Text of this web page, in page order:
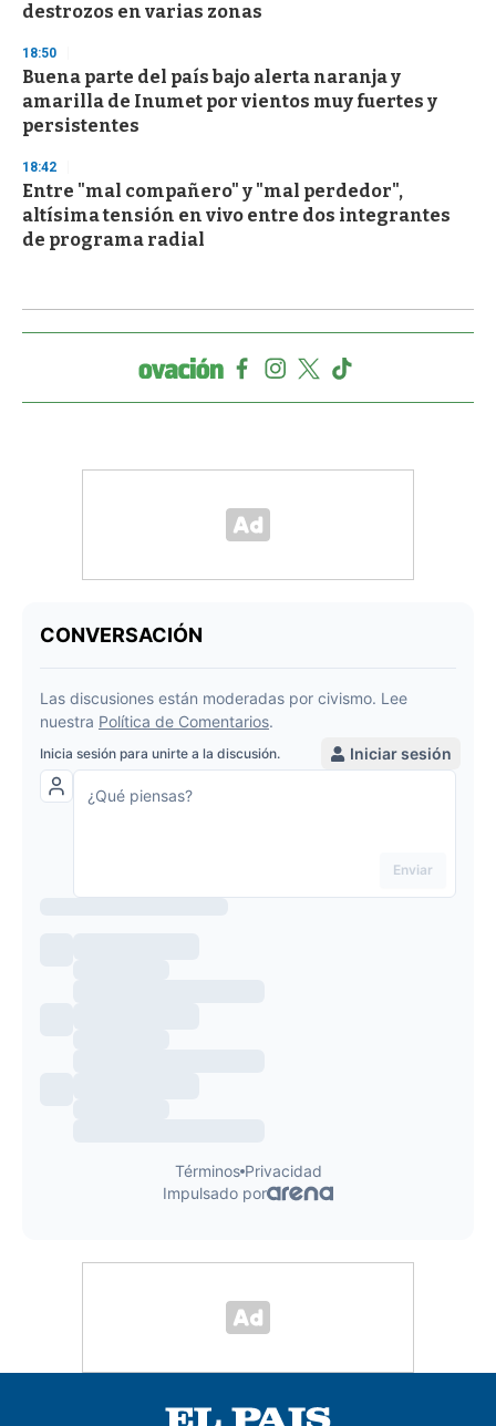
destrozos en varias zonas
18:50
Buena parte del país bajo alerta naranja y
amarilla de Inumet por vientos muy fuertes y
persistentes
18:42
Entre "mal compañero" y "mal perdedor",
altísima tensión en vivo entre dos integrantes
de programa radial